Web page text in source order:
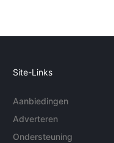
Site-Links
Aanbiedingen
Adverteren
Ondersteuning